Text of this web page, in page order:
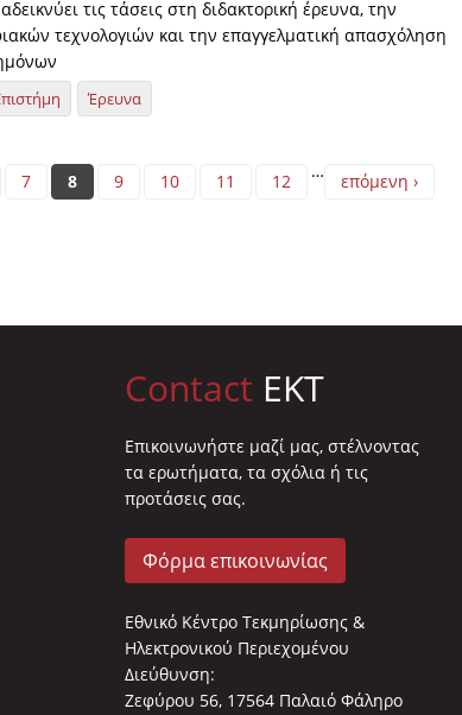
τις τάσεις στη διδακτορική έρευνα, την
τεχνολογιών και την επαγγελματική απασχόληση
Έρευνα
7 8 9 10 11 12 … επόμενη ›
Contact EKT
Επικοινωνήστε μαζί μας, στέλνοντας
τα ερωτήματα, τα σχόλια ή τις
προτάσεις σας.
Φόρμα επικοινωνίας
Εθνικό Κέντρο Τεκμηρίωσης &
Ηλεκτρονικού Περιεχομένου
Διεύθυνση:
Ζεφύρου 56, 17564 Παλαιό Φάληρο